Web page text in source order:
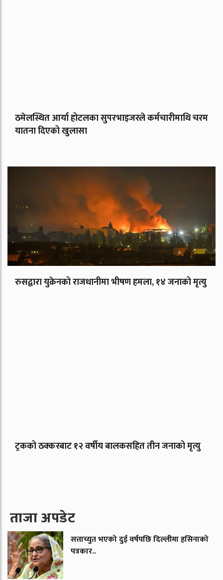
ठमेलस्थित आर्या होटलका सुपरभाइजरले कर्मचारीमाथि चरम
यातना दिएको खुलासा
रुसद्वारा युक्रेनको राजधानीमा भीषण हमला, १४ जनाको मृत्यु
ट्रकको ठक्करबाट १२ वर्षीय बालकसहित तीन जनाको मृत्यु
ताजा अपडेट
सत्ताच्युत भएको दुई वर्षपछि दिल्लीमा हसिनाको
पत्रकार..